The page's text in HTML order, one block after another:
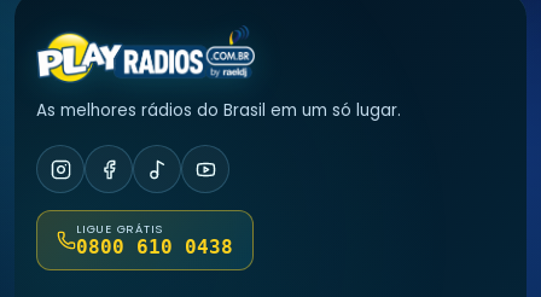
As melhores rádios do Brasil em um só lugar.
LIGUE GRÁTIS
0800 610 0438